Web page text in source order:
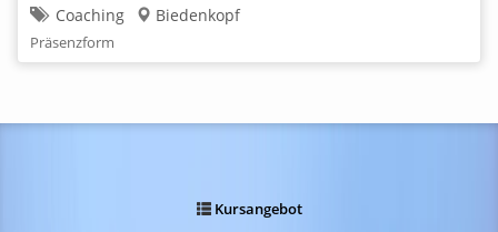
Coaching
Biedenkopf
Präsenzform
Kursangebot